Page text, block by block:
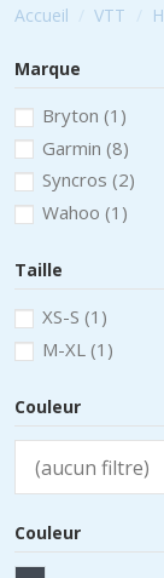
Accueil VTT
Marque
Bryton (1)
Garmin (8)
Syncros (2)
Wahoo (1)
Taille
XS-S (1)
M-XL (1)
Couleur
(aucun filtre)
Couleur